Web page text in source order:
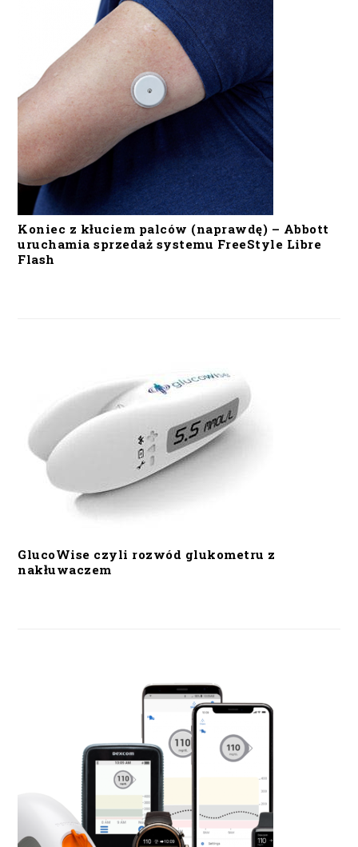
Koniec z kłuciem palców (naprawdę) – Abbott
uruchamia sprzedaż systemu FreeStyle Libre
Flash
GlucoWise czyli rozwód glukometru z
nakłuwaczem